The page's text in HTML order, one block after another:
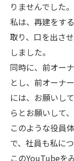
りませんでした。
私は、再建をす
取り、口を出さ
しました。
同時に、前オー
とし、前オーナ
には、お願いし
らとお願いして
このような役員
で、社員も私に
このYouTubeを